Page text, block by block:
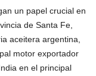
un papel crucial en
de Santa Fe,
aceitera argentina,
motor exportador
en el principal